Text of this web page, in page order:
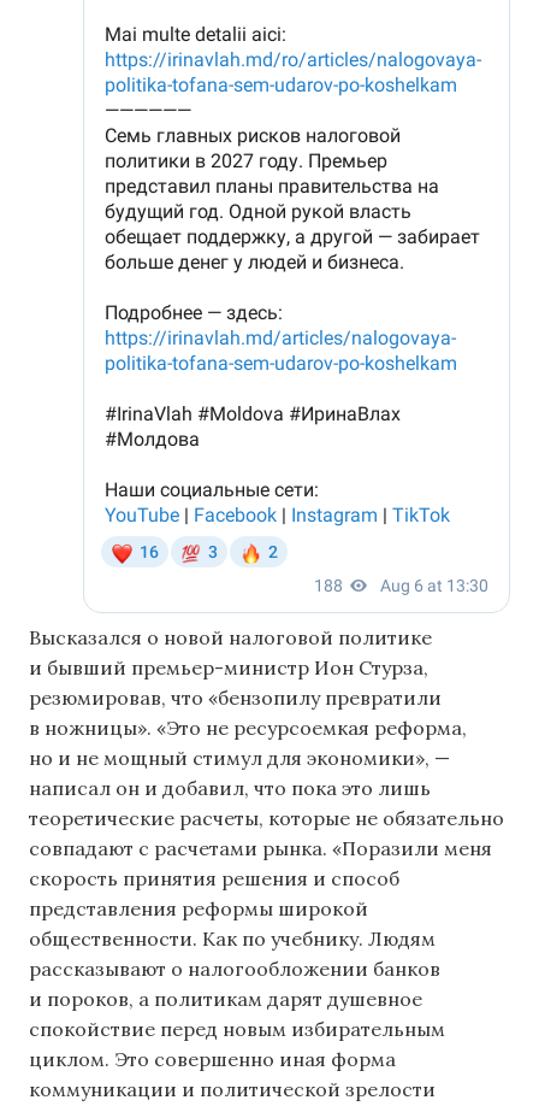
Высказался о новой налоговой политике
и бывший премьер-министр Ион Стурза,
резюмировав, что «бензопилу превратили
в ножницы». «Это не ресурсоемкая реформа,
но и не мощный стимул для экономики», —
написал он и добавил, что пока это лишь
теоретические расчеты, которые не обязательно
совпадают с расчетами рынка. «Поразили меня
скорость принятия решения и способ
представления реформы широкой
общественности. Как по учебнику. Людям
рассказывают о налогообложении банков
и пороков, а политикам дарят душевное
спокойствие перед новым избирательным
циклом. Это совершенно иная форма
коммуникации и политической зрелости